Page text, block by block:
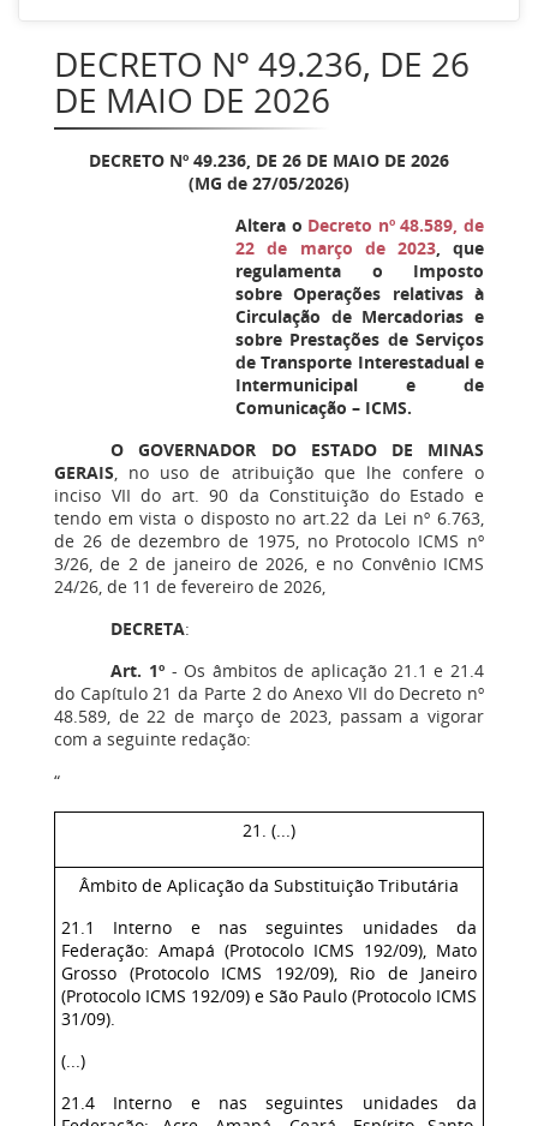
DECRETO Nº 49.236, DE 26
DE MAIO DE 2026
DECRETO Nº 49.236, DE 26 DE MAIO DE 2026
(MG de 27/05/2026)
Altera o Decreto nº 48.589, de
22 de março de 2023, que
regulamenta o Imposto
sobre Operações relativas à
Circulação de Mercadorias e
sobre Prestações de Serviços
de Transporte Interestadual e
Intermunicipal e de
Comunicação – ICMS.
O GOVERNADOR DO ESTADO DE MINAS
GERAIS, no uso de atribuição que lhe confere o
inciso VII do art. 90 da Constituição do Estado e
tendo em vista o disposto no art.22 da Lei nº 6.763,
de 26 de dezembro de 1975, no Protocolo ICMS nº
3/26, de 2 de janeiro de 2026, e no Convênio ICMS
24/26, de 11 de fevereiro de 2026,
DECRETA:
Art. 1º‒ Os âmbitos de aplicação 21.1 e 21.4
do Capítulo 21 da Parte 2 do Anexo VII do Decreto nº
48.589, de 22 de março de 2023, passam a vigorar
com a seguinte redação:
“
21. (...)
Âmbito de Aplicação da Substituição Tributária
21.1 Interno e nas seguintes unidades da
Federação: Amapá (Protocolo ICMS 192/09), Mato
Grosso (Protocolo ICMS 192/09), Rio de Janeiro
(Protocolo ICMS 192/09) e São Paulo (Protocolo ICMS
31/09).
(...)
21.4 Interno e nas seguintes unidades da